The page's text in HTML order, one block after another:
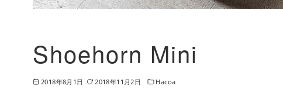
Shoehorn Mini
2018年8月1日 2018年11月2日 Hacoa